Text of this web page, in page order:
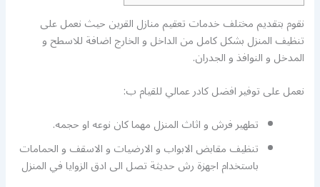
نقوم بتقديم مختلف خدمات تعقيم منازل القرين حيث نعمل على
تنظيف المنزل بشكل كامل من الداخل و الخارج اضافة للاسطح و
المدخل و النوافذ و الجدران.
نعمل على توفير افضل كادر عمالي للقيام ب:
تطهير فرش و اثاث المنزل مهما كان نوعه او حجمه.
تنظيف مقابض الابواب و الارضيات و الاسقف و الحمامات
باستخدام اجهزة رش حديثة تصل الى ادق الزوايا في المنزل